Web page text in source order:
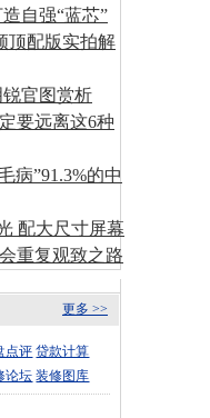
自强“蓝芯”
顶配版实拍解
官图赏析
要远离这6种
病”91.3%的中
配大尺寸屏幕
重复观致之路
更多 >>
点评 贷款计算
论坛 装修图库